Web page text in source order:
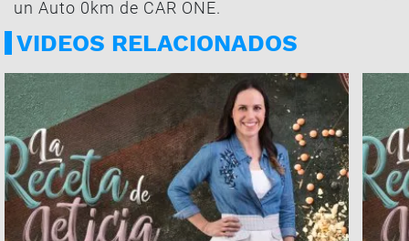
un Auto 0km de CAR ONE.
VIDEOS RELACIONADOS